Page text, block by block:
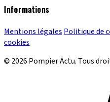
Informations
Mentions légales Politique de
cookies
© 2026 Pompier Actu. Tous